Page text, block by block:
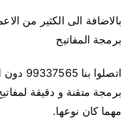
بالاضافة الى الكثير من
برمجة المفاتيح
اتصلوا
برمجة متقنة و دقيقة
مهما كان نوعها.